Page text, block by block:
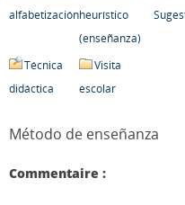
alfabetizaciónheurístico
(enseñanza)
Técnica
didáctica
Visita
escolar
Método de enseñanza
Commentaire :